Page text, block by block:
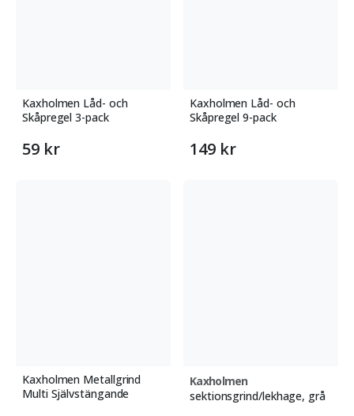
Kaxholmen Låd- och
Skåpregel 3-pack
59 kr
Kaxholmen Låd- och
Skåpregel 9-pack
149 kr
Kaxholmen Metallgrind
Multi Självstängande
Kaxholmen
sektionsgrind/lekhage, grå